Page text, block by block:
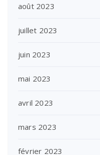
août 2023
juillet 2023
juin 2023
mai 2023
avril 2023
mars 2023
février 2023